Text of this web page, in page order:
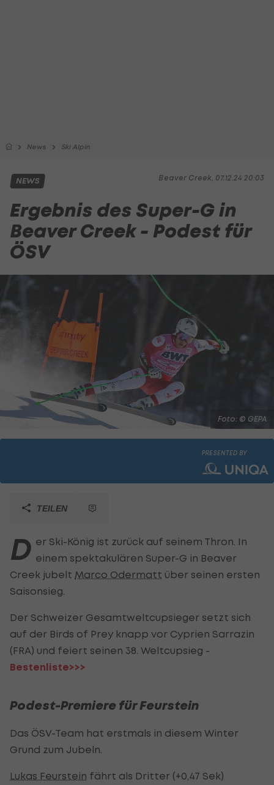
News Ski Alpin
Beaver Creek, 07.12.24 20:03
NEWS
Ergebnis des Super-G in
Beaver Creek - Podest für
ÖSV
Foto: © GEPA
PRESENTED BY
TEILEN
D er Ski-König ist zurück auf seinem Thron. In
einem spektakulären Super-G in Beaver
Creek jubelt Marco Odermatt über seinen ersten
Saisonsieg.
Der Schweizer Gesamtweltcupsieger setzt sich
auf der Birds of Prey knapp vor Cyprien Sarrazin
(FRA) und feiert seinen 38. Weltcupsieg -
Bestenliste>>>
Podest-Premiere für Feurstein
Das ÖSV-Team hat erstmals in diesem Winter
Grund zum Jubeln.
Lukas Feurstein fährt als Dritter (+0,47 Sek)